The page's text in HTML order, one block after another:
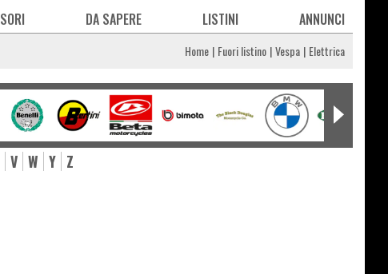
DA SAPERE LISTINI ANNUNCI
Home Fuori listino Vespa Elettrica
V W Y Z